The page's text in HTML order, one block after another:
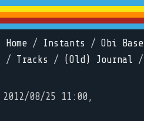
Home / Instants / Obi Base
/ Tracks / (Old) Journal /
2012/08/25 11:00,